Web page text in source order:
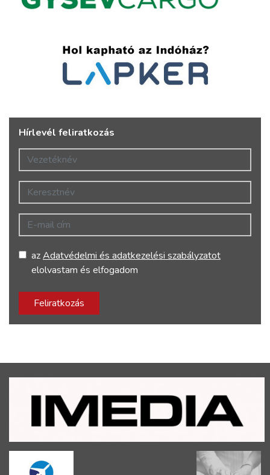
Hírlevél feliratkozás
Vezetéknév
Keresztnév
E-mail cím
azAdatvédelmi és adatkezelési szabályzatot
elolvastam és elfogadom
Feliratkozás